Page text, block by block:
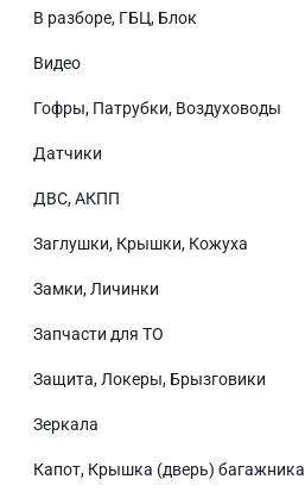
В разборе, ГБЦ, Блок
Видео
Гофры, Патрубки, Воздуховоды
Датчики
ДВС, АКПП
Заглушки, Крышки, Кожуха
Замки, Личинки
Запчасти для ТО
Защита, Локеры, Брызговики
Зеркала
Капот, Крышка (дверь) багажника